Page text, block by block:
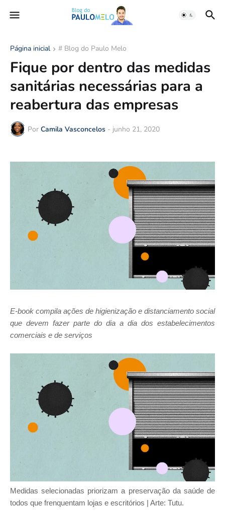
Página inicial # Blog do Paulo Melo
Fique por dentro das medidas
sanitárias necessárias para a
reabertura das empresas
Por Camila Vasconcelos - junho 21, 2020
E-book compila ações de higienização e distanciamento social
que devem fazer parte do dia a dia dos estabelecimentos
comerciais e de serviços
Medidas selecionadas priorizam a preservação da saúde de
todos que frenquentam lojas e escritórios | Arte: Tutu.